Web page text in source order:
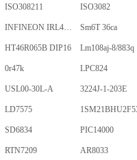
ISO308211 ISO3082
INFINEON IRL40SC228 Sm6T 36ca
HT46R065B DIP16 Lm108aj-8/883q
0r47k LPC824
USL00-30L-A 3224J-1-203E
LD7575
SD6834 PIC14000
RTN7209 AR8033